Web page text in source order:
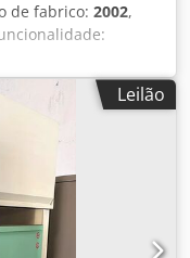
de fabrico: 2002,
– venda
TÉCNICOS
superiores: 2
Unidades de
frontal fixo: 1
6: Deslocamento
rotativo fixo,
trás Posições
controláveis
Leilão